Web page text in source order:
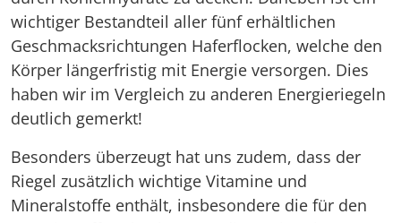
wichtiger Bestandteil aller fünf erhältlichen
Geschmacksrichtungen Haferflocken, welche den
Körper längerfristig mit Energie versorgen. Dies
haben wir im Vergleich zu anderen Energieriegeln
deutlich gemerkt!
Besonders überzeugt hat uns zudem, dass der
Riegel zusätzlich wichtige Vitamine und
Mineralstoffe enthält, insbesondere die für den